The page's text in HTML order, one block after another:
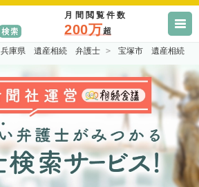
月間閲覧件数
200万超
兵庫県 遺産相続 弁護士 宝塚市 遺産相続